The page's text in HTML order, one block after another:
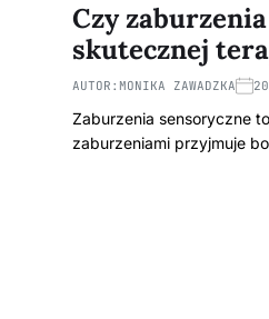
Czy
skutecznej
AUTOR: MONIKA ZAWADZKA
Zaburzenia sensoryczne
zaburzeniami przyjmuje